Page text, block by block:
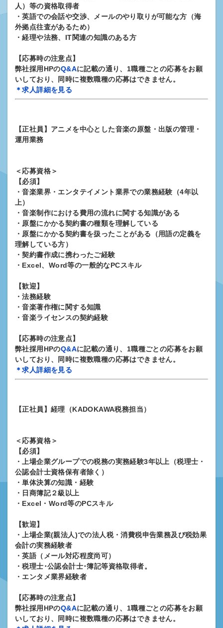
人）等の資格取得者
・英語での会話や交渉、メールのやり取りが可能な方（海
外拠点往査があるため）
・経理や法務、IT関連の知識のある方
【応募時の注意点】
弊社採用HPのQ&Aに記載の通り、1職種ごとの応募をお願
いしており、同時に複数職種の応募はできません。
＊求人詳細を見る
【正社員】アニメを中心とした音楽の原盤・出版の管理・
運用業務
＜応募資格＞
【必須】
・音楽業界・エンタテイメント業界での業務経験（4年以
上）
・音楽制作における費用の流れに関する知識がある
・原盤にかかる契約書の種類を理解している
・原盤にかかる契約書を扱ったことがある（用語の定義を
理解している方）
・契約書作成に携わったご経験
・Excel、Word等の一般的なPCスキル
【歓迎】
・法務経験
・音楽著作権に関する知識
・音楽ライセンスの契約経験
【応募時の注意点】
弊社採用HPのQ&Aに記載の通り、1職種ごとの応募をお願
いしており、同時に複数職種の応募はできません。
＊求人詳細を見る
【正社員】経理（KADOKAWA税務担当）
＜応募資格＞
【必須】
・上場企業グループでの税務の実務経験3年以上（税理士・
公認会計士資格保有者除く）
・単体決算の知識・経験
・日商簿記２級以上
・Excel・Word等のPCスキル
【歓迎】
・上場企業(親法人)での法人税・消費税申告業務及び税効果
会計の実務経験者
・英語（メール対応程度尚可）
・税理士･公認会計士･簿記等資格取得者。
・エンタメ業界経験者
【応募時の注意点】
弊社採用HPのQ&Aに記載の通り、1職種ごとの応募をお願
いしており、同時に複数職種の応募はできません。